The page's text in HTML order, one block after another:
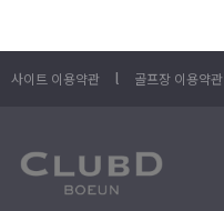
사이트 이용약관 l 골프장 이용약관